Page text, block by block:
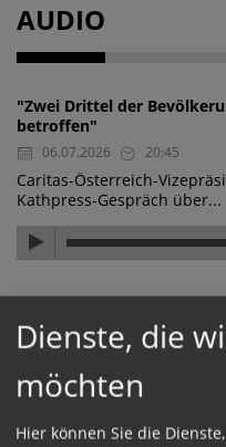
AUDIO
"Zwei Drittel der
betroffen"
06.07.2026 20:45
Caritas-Österreich-
Kathpress-Gespräch über...
"Die Hilfe wirkt, die Hilfe
06.07.2026 20:44
Caritas-Österreich-
Kathpress-Gespräch über...
Dienste, die
möchten
Hier können Sie die